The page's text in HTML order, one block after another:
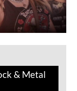
& Metal